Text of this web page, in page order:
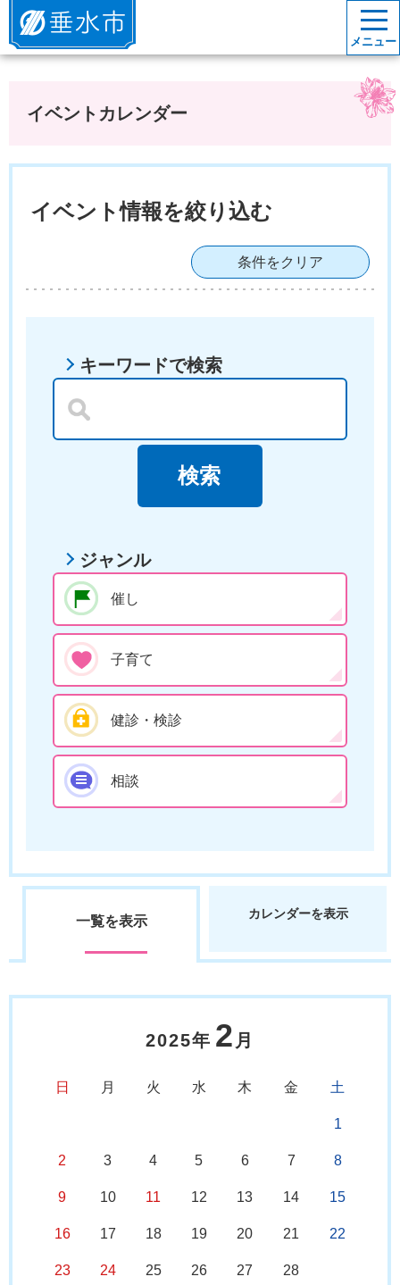
垂水市
メニュー
イベントカレンダー
イベント情報を絞り込む
条件をクリア
キーワードで検索
ジャンル
催し
子育て
健診・検診
相談
一覧を表示 カレンダーを表示
2025年 2 月
日 月 火 水 木 金 土
1
2 3 4 5 6 7 8
9 10 11 12 13 14 15
16 17 18 19 20 21 22
23 24 25 26 27 28